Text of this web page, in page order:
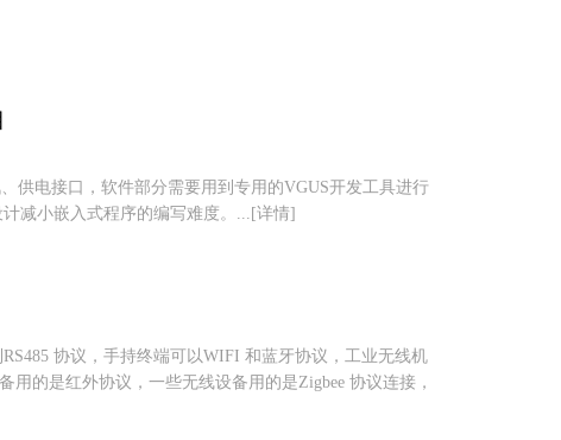
供电接口，软件部分需要用到专用的VGUS开发工具进行
减小嵌入式程序的编写难度。...[详情]
协议，手持终端可以WIFI 和蓝牙协议，工业无线机
的是红外协议，一些无线设备用的是Zigbee 协议连接，